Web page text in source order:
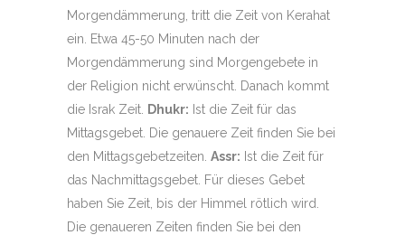
Morgendämmerung, tritt die Zeit von Kerahat
ein. Etwa 45-50 Minuten nach der
Morgendämmerung sind Morgengebete in
der Religion nicht erwünscht. Danach kommt
die Israk Zeit.
Dhukr: Ist die Zeit für das
Mittagsgebet. Die genauere Zeit finden Sie bei
den Mittagsgebetzeiten. Assr: Ist die Zeit für
das Nachmittagsgebet. Für dieses Gebet
haben Sie Zeit, bis der Himmel rötlich wird.
Die genaueren Zeiten finden Sie bei den